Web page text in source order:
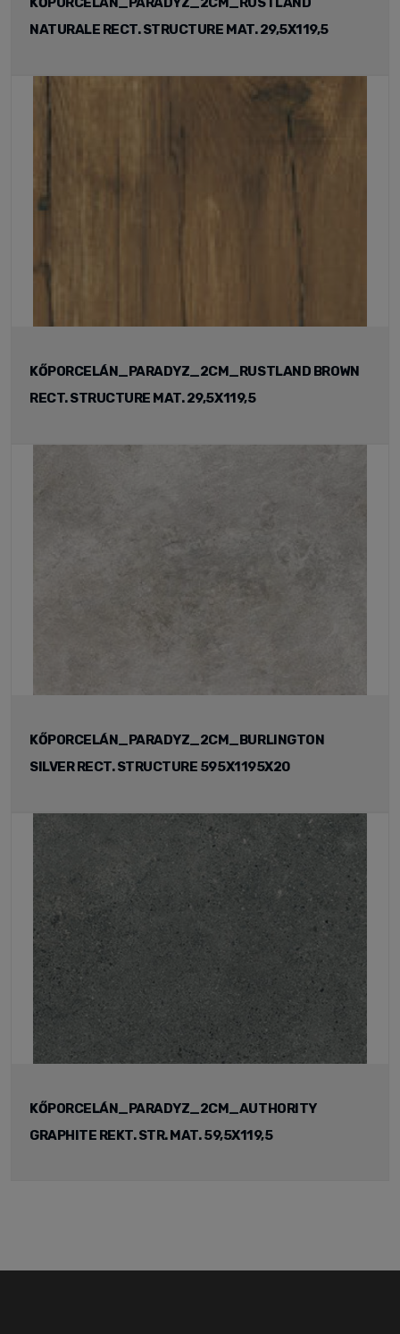
NATURALE RECT. STRUCTURE MAT. 29,5X119,5
KŐPORCELÁN_PARADYZ_2CM_RUSTLAND BROWN
RECT. STRUCTURE MAT. 29,5X119,5
KŐPORCELÁN_PARADYZ_2CM_BURLINGTON
SILVER RECT. STRUCTURE 595X1195X20
KŐPORCELÁN_PARADYZ_2CM_AUTHORITY
GRAPHITE REKT. STR. MAT. 59,5X119,5